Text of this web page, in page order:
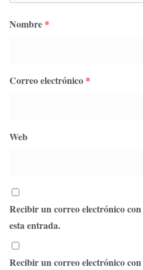
Nombre *
Correo electrónico *
Web
Recibir un correo electrónico
esta entrada.
Recibir un correo electrónico